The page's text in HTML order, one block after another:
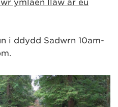
ymlaen llaw ar eu
i ddydd Sadwrn 10am-